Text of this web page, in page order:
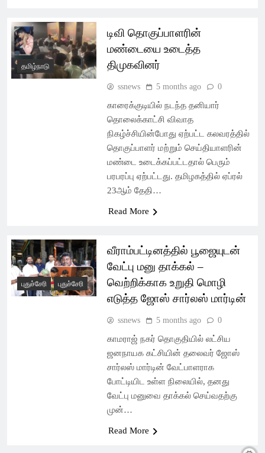
தமிழ்நாடு
டிவி தொகுப்பாளரின்
மண்டையை உடைத்த
திமுகவினர்
ssnews 5 months ago 0
காரைக்குடியில் நடந்த தனியார்
தொலைக்காட்சி விவாத
நிகழ்ச்சியின்போது ஏற்பட்ட கலவரத்தில்
தொகுப்பாளர் மற்றும் செய்தியாளரின்
மண்டை உடைக்கப்பட்டதால் பெரும்
பரபரப்பு ஏற்பட்டது. தமிழகத்தில் ஏப்ரல்
23ஆம் தேதி…
Read More
புதுச்சேரி புதுச்சேரி
வீராம்பட்டினத்தில் பூஜையுடன்
வேட்பு மனு தாக்கல் –
வெற்றிக்காக உறுதி மொழி
எடுத்த ஜோஸ் சார்லஸ் மார்டின்
ssnews 5 months ago 0
காமராஜ் நகர் தொகுதியில் லட்சிய
ஜனநாயக கட்சியின் தலைவர் ஜோஸ்
சார்லஸ் மார்டின் வேட்பாளராக
போட்டியிட உள்ள நிலையில், தனது
வேட்பு மனுவை தாக்கல் செய்வதற்கு
முன்…
Read More